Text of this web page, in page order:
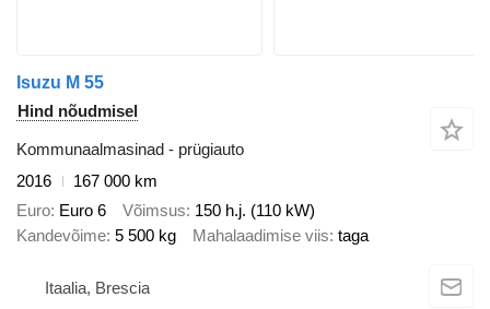
Isuzu M 55
Hind nõudmisel
Kommunaalmasinad - prügiauto
2016
167 000 km
Euro Euro 6 Võimsus 150 h.j. (110 kW)
Kandevõime 5 500 kg Mahalaadimise viis taga
Itaalia, Brescia